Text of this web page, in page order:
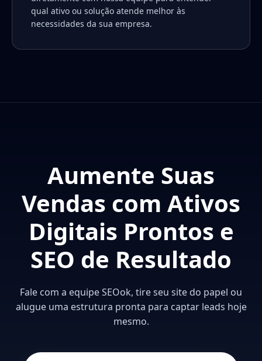
qual ativo ou solução atende melhor às
necessidades da sua empresa.
Aumente Suas
Vendas com Ativos
Digitais Prontos e
SEO de Resultado
Fale com a equipe SEOok, tire seu site do papel ou
alugue uma estrutura pronta para captar leads hoje
mesmo.